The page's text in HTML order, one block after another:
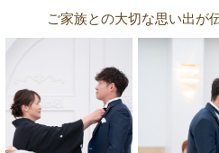
ご家族との大切な思い出が